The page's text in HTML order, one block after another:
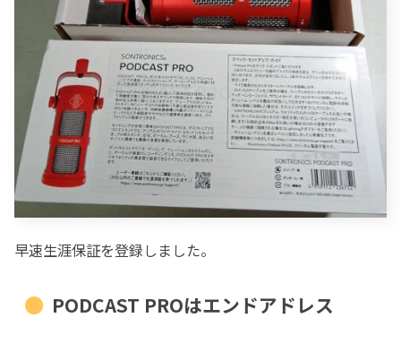
早速生涯保証を登録しました。
PODCAST PROはエンドアドレス